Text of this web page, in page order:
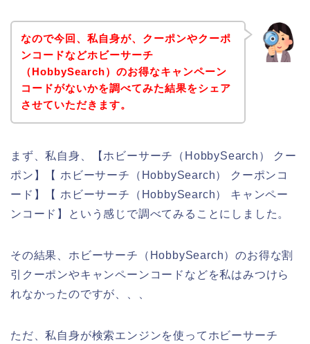
なので今回、私自身が、クーポンやクーポ
ンコードなどホビーサーチ
（HobbySearch）のお得なキャンペーン
コードがないかを調べてみた結果をシェア
させていただきます。
まず、私自身、【ホビーサーチ（HobbySearch） クー
ポン】【 ホビーサーチ（HobbySearch） クーポンコ
ード】【 ホビーサーチ（HobbySearch） キャンペー
ンコード】という感じで調べてみることにしました。
その結果、ホビーサーチ（HobbySearch）のお得な割
引クーポンやキャンペーンコードなどを私はみつけら
れなかったのですが、、、
ただ、私自身が検索エンジンを使ってホビーサーチ